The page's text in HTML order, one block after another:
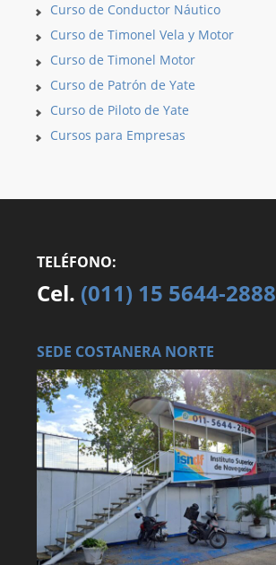
Curso de Conductor Náutico
Curso de Timonel Vela y Motor
Curso de Timonel Motor
Curso de Patrón de Yate
Curso de Piloto de Yate
Cursos para Empresas
TELÉFONO:
Cel. (011) 15 5644-2888
SEDE COSTANERA NORTE